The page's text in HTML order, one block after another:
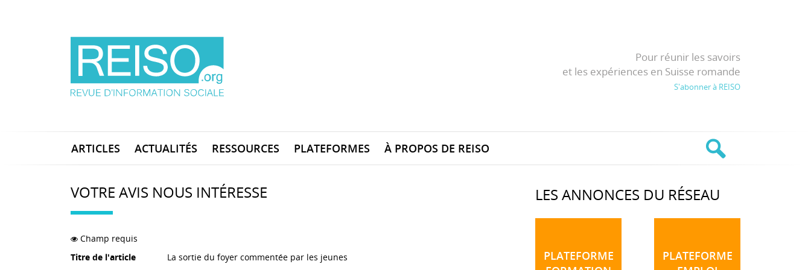
Pour réunir les savoirs
et les expériences en Suisse romande
S'abonner à REISO
ARTICLES ACTUALITÉS RESSOURCES PLATEFORMES À PROPOS DE REISO
VOTRE AVIS NOUS INTÉRESSE
Champ requis
Titre de l'article
La sortie du foyer commentée par les jeunes
LES ANNONCES DU RÉSEAU
PLATEFORME
PLATEFORME